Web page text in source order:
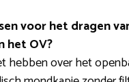
voor het dragen
het OV?
hebben over het